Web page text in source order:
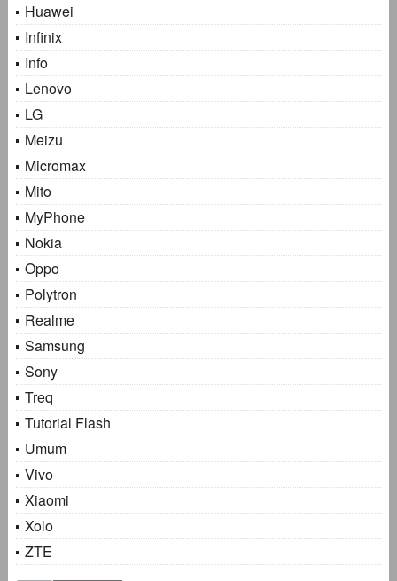
Huawei
Infinix
Info
Lenovo
LG
Meizu
Micromax
Mito
MyPhone
Nokia
Oppo
Polytron
Realme
Samsung
Sony
Treq
Tutorial Flash
Umum
Vivo
Xiaomi
Xolo
ZTE